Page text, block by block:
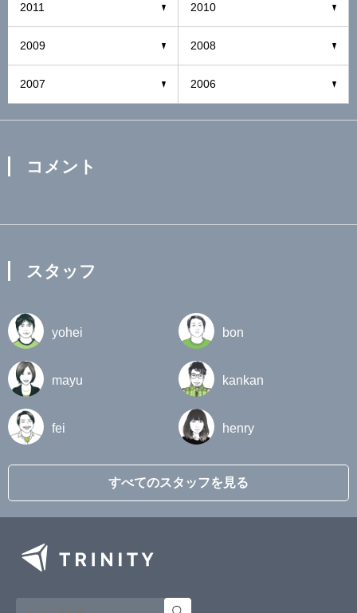
2011 2010
2009 2008
2007 2006
コメント
スタッフ
yohei bon
mayu kankan
fei henry
すべてのスタッフを見る